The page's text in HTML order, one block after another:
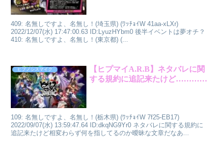
409: 名無しですよ、名無し！(埼玉県) (ﾜｯﾁｮｲW 41aa-xLXr)
2022/12/07(水) 17:47:00.63 ID:LyuzHYbm0 後半イベントは夢オチ？
410: 名無しですよ、名無し！(東京都) (...
ヒプノシスマイク
【ヒプマイA.R.B】ネタバレに関
する規約に追記来たけど…………
109: 名無しですよ、名無し！(栃木県) (ﾜｯﾁｮｲW 7f25-EB17)
2022/09/07(水) 13:59:47.64 ID:dkqNG9Yr0 ネタバレに関する規約に
追記来たけど相変わらず何を指してるのか曖昧な文章だなあ...